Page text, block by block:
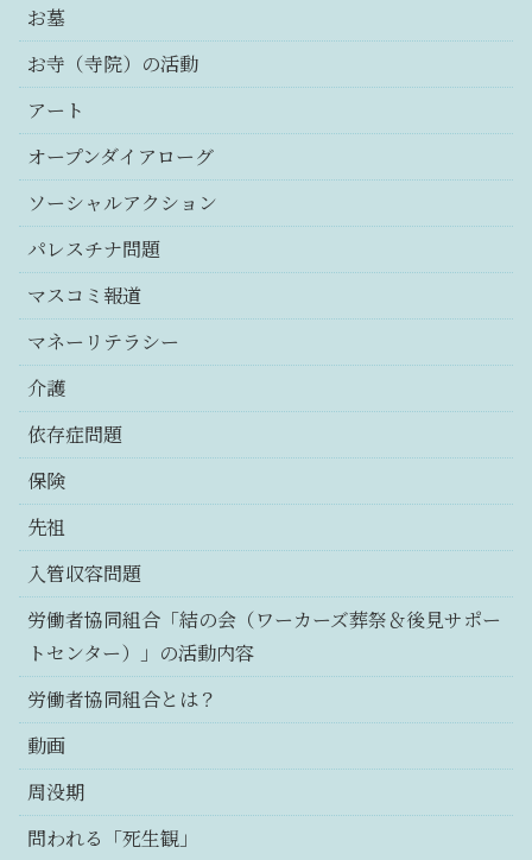
お墓
お寺（寺院）の活動
アート
オープンダイアローグ
ソーシャルアクション
パレスチナ問題
マスコミ報道
マネーリテラシー
介護
依存症問題
保険
先祖
入管収容問題
労働者協同組合「結の会（ワーカーズ葬祭＆後見サポー
トセンター）」の活動内容
労働者協同組合とは？
動画
周没期
問われる「死生観」